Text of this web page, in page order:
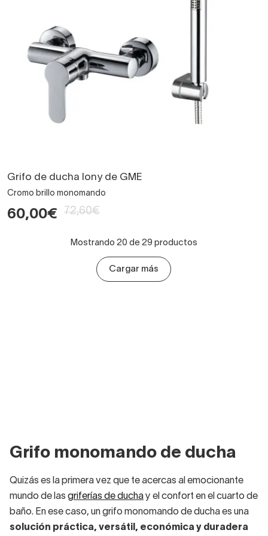
Grifo de ducha Iony de GME
Cromo brillo monomando
60,00€ 72,60€
Mostrando 20 de 29 productos
Cargar más
Grifo monomando de ducha
Quizás es la primera vez que te acercas al emocionante
mundo de las griferías de ducha y el confort en el cuarto de
baño. En ese caso, un grifo monomando de ducha es una
solución práctica, versátil, económica y duradera